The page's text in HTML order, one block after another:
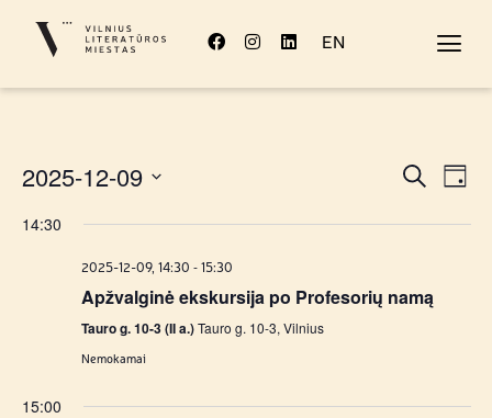
EN
Paieška
Diena
2025-12-09
datą
14:30
2025-12-09, 14:30 -15:30
Apžvalginė ekskursija po Profesorių namą
Tauro g. 10-3 (II a.)Tauro g. 10-3, Vilnius
Nemokamai
15:00